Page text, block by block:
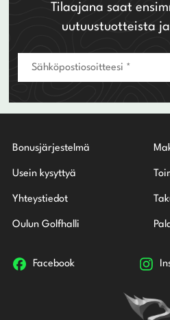
Tilaajana saat
uutuustuotteista
Bonusjärjestelmä
Usein kysyttyä
Yhteystiedot
Oulun Golfhalli
Facebook